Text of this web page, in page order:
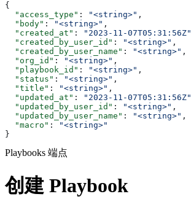
{
  "access_type"
: "<string>" ,
  "body"
: "<string>" ,
  "created_at"
: "2023-11-07T05:31:56Z"
  "created_by_user_id"
: "<string>" ,
  "created_by_user_name"
: "<string>" ,
  "org_id"
: "<string>" ,
  "playbook_id"
: "<string>" ,
  "status"
: "<string>" ,
  "title"
: "<string>" ,
  "updated_at"
: "2023-11-07T05:31:56Z"
  "updated_by_user_id"
: "<string>" ,
  "updated_by_user_name"
: "<string>" ,
  "macro"
:
"<string>"
}
Playbooks 端点
创建 Playbook